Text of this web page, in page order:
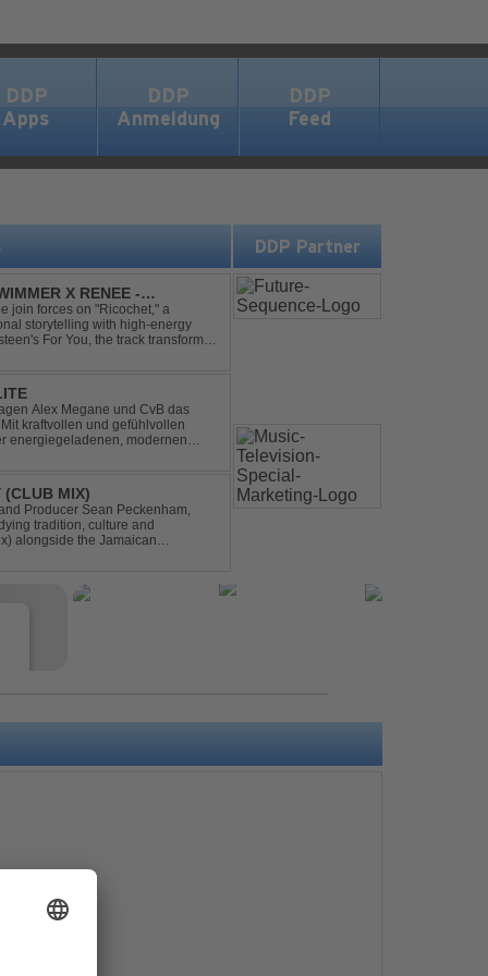
DDP
Apps
DDP
Anmeldung
DDP
Feed
X RENEE -
join forces on "Ricochet," a
storytelling with high-energy
For You, the track transforms
Alex Megane und CvB das
kraftvollen und gefühlvollen
energiegeladenen, modernen
(CLUB MIX)
Producer Sean Peckenham,
tradition, culture and
alongside the Jamaican
DDP Partner